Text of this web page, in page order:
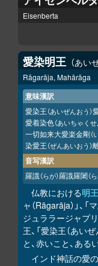
Eisenberta
愛染明王 あい
Rāgarāja, Mahārāga
意味漢訳
愛染王（あいぜんおう）
愛着染色（あいちゃく
一切如来大愛楽金剛
染愛王（ぜんあいおう）
音写漢訳
羅誐（らが）羅誐羅闍（
仏教における明王
ャ（Rāgarāja）」、
ジュララージャプ
王、「愛染王（あい
と、赤いこと、あ
インド神話の愛